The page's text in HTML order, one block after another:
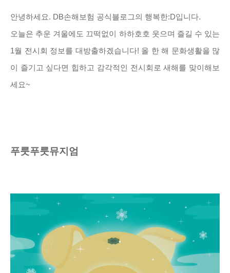
안녕하세요. DB손해보험 공식블로그의 행복한:D입니다.
오늘은 추운 겨울에도 끄떡없이 하하호호 웃으며 즐길 수 있는
1월 전시회 정보를 대방출하겠습니다! 올 한 해 문화생활을 많
이 즐기고 싶다면 힙하고 감각적인 전시회로 새해를 맞이해보
세요~
푸룻푸룻뮤지엄